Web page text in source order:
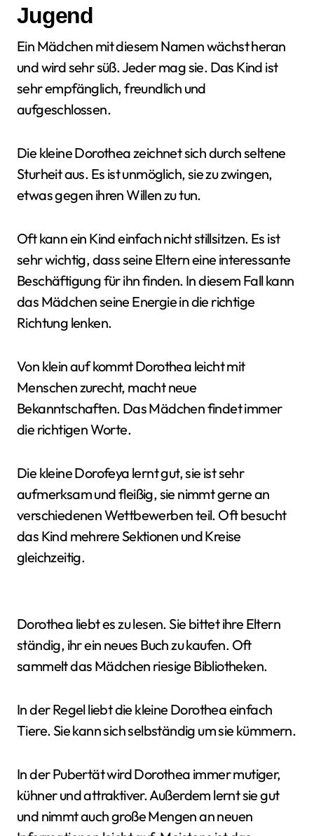
Jugend
Ein Mädchen mit diesem Namen wächst heran
und wird sehr süß. Jeder mag sie. Das Kind ist
sehr empfänglich, freundlich und
aufgeschlossen.
Die kleine Dorothea zeichnet sich durch seltene
Sturheit aus. Es ist unmöglich, sie zu zwingen,
etwas gegen ihren Willen zu tun.
Oft kann ein Kind einfach nicht stillsitzen. Es ist
sehr wichtig, dass seine Eltern eine interessante
Beschäftigung für ihn finden. In diesem Fall kann
das Mädchen seine Energie in die richtige
Richtung lenken.
Von klein auf kommt Dorothea leicht mit
Menschen zurecht, macht neue
Bekanntschaften. Das Mädchen findet immer
die richtigen Worte.
Die kleine Dorofeya lernt gut, sie ist sehr
aufmerksam und fleißig, sie nimmt gerne an
verschiedenen Wettbewerben teil. Oft besucht
das Kind mehrere Sektionen und Kreise
gleichzeitig.
Dorothea liebt es zu lesen. Sie bittet ihre Eltern
ständig, ihr ein neues Buch zu kaufen. Oft
sammelt das Mädchen riesige Bibliotheken.
In der Regel liebt die kleine Dorothea einfach
Tiere. Sie kann sich selbständig um sie kümmern.
In der Pubertät wird Dorothea immer mutiger,
kühner und attraktiver. Außerdem lernt sie gut
und nimmt auch große Mengen an neuen